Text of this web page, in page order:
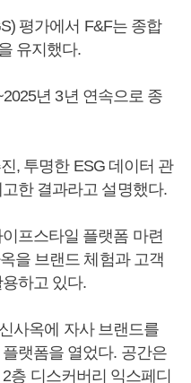
평가에서 F&F는 종합
유지했다.
년 3년 연속으로 종
, 투명한 ESG 데이터 관
한 결과라고 설명했다.
프스타일 플랫폼 마련
을 브랜드 체험과 고객
하고 있다.
사옥에 자사 브랜드를
랫폼을 열었다. 공간은
층 디스커버리 익스페디